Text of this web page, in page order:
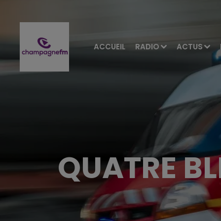
ACCUEIL RADIO ACTUS
QUATRE